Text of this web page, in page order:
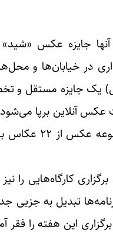
جایزه عکس
در خیابان‌ها و
یک جایزه مستقل
آنلاین برپا
سه‌شنبه، ۲۵ فروردین در گالری
کارگاه‌هایی را
تبدیل به جزیی
این هفته را فقر